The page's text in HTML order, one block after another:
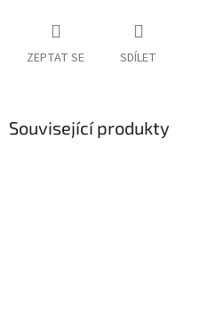
ZEPTAT SE SDÍLET
Související produkty